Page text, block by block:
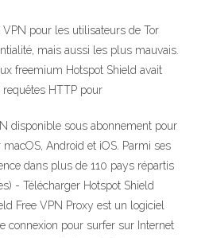
pour les utilisateurs de Tor
mais aussi les plus mauvais.
freemium Hotspot Shield avait
HTTP pour
disponible sous abonnement pour
Android et iOS. Parmi ses
dans plus de 110 pays répartis
- Télécharger Hotspot Shield
Free VPN Proxy est un logiciel
connexion pour surfer sur Internet